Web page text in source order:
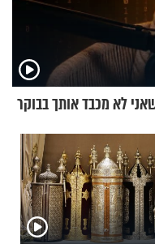
לא מכבד אותך בבוקר